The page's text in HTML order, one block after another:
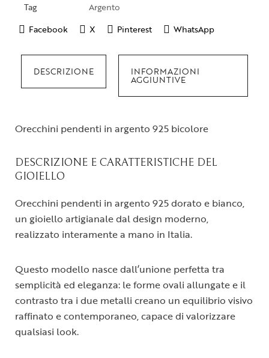
Tag
Argento
Facebook
X Pinterest WhatsApp
DESCRIZIONE INFORMAZIONI
AGGIUNTIVE
Orecchini pendenti in argento 925 bicolore
DESCRIZIONE E CARATTERISTICHE DEL
GIOIELLO
Orecchini pendenti in argento 925 dorato e bianco,
un gioiello artigianale dal design moderno,
realizzato interamente a mano in Italia.
Questo modello nasce dall’unione perfetta tra
semplicità ed eleganza: le forme ovali allungate e il
contrasto tra i due metalli creano un equilibrio visivo
raffinato e contemporaneo, capace di valorizzare
qualsiasi look.